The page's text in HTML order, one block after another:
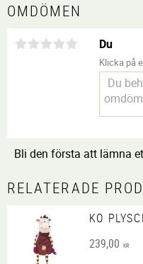
OMDÖMEN
Du
Klicka på
Bli den första att lämna
RELATERADE
KO
239,00 KR